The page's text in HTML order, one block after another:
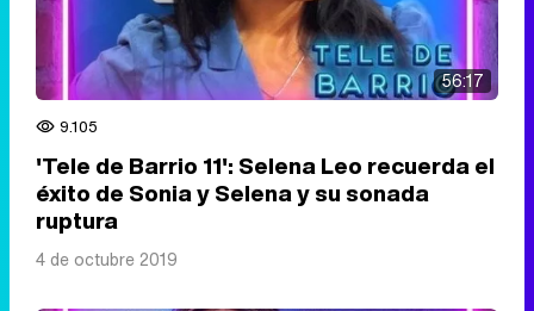
56:17
9.105
'Tele de Barrio 11': Selena Leo recuerda el
éxito de Sonia y Selena y su sonada
ruptura
4 de octubre 2019